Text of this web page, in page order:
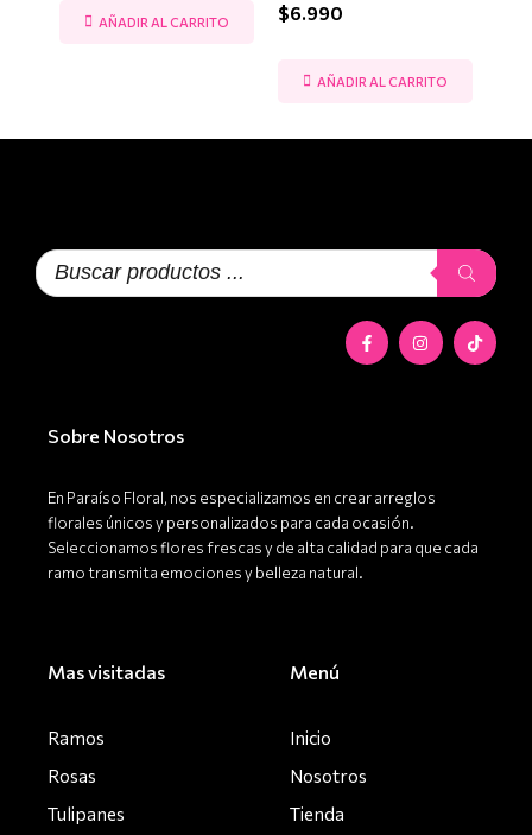
AÑADIR AL CARRITO $6.990
AÑADIR AL CARRITO
Búsqueda
de
F
a
c
I
n
s
T
i
k
Sobre Nosotros
En Paraíso Floral, nos especializamos en crear arreglos
florales únicos y personalizados para cada ocasión.
Seleccionamos flores frescas y de alta calidad para que cada
ramo transmita emociones y belleza natural.
Mas visitadas
Ramos
Rosas
Tulipanes
Menú
Inicio
Nosotros
Tienda